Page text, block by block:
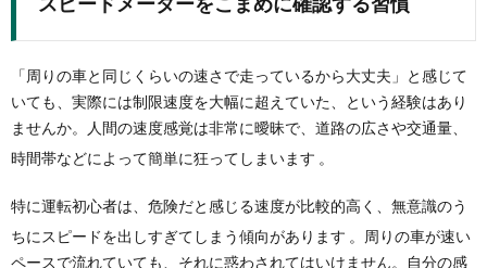
「周りの車と同じくらいの速さで走っているから大丈夫」と感じて
いても、実際には制限速度を大幅に超えていた、という経験はあり
ませんか。人間の速度感覚は非常に曖昧で、道路の広さや交通量、
時間帯などによって簡単に狂ってしまいます 。
特に運転初心者は、危険だと感じる速度が比較的高く、無意識のう
ちにスピードを出しすぎてしまう傾向があります 。周りの車が速い
ペースで流れていても、それに惑わされてはいけません。自分の感